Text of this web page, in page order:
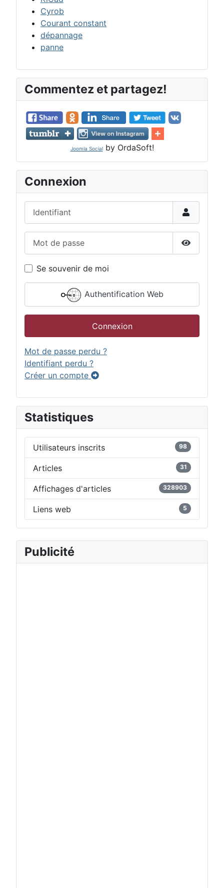
Cyrob
Courant constant
dépannage
panne
Commentez et partagez!
Joomla Socialby OrdaSoft!
Connexion
Afficher
Se souvenir de moi
Authentification Web
Connexion
Mot de passe perdu ?
Identifiant perdu ?
Créer un compte
Statistiques
Utilisateurs inscrits 98
Articles 31
Affichages d'articles 328903
Liens web 5
Publicité